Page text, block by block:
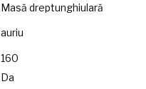
Masă dreptunghiulară
auriu
160
Da